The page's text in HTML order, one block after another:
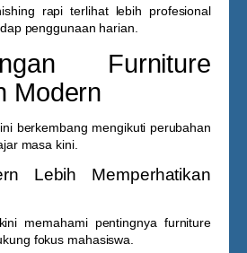
rapi terlihat lebih profesional
penggunaan harian.
Furniture
Modern
berkembang mengikuti perubahan
masa kini.
Lebih Memperhatikan
memahami pentingnya furniture
fokus mahasiswa.